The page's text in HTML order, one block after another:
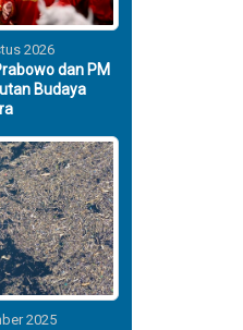
2026
dan PM
Budaya
2025